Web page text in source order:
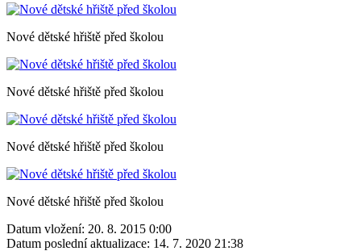
Nové dětské hřiště před školou
Nové dětské hřiště před školou
Nové dětské hřiště před školou
Nové dětské hřiště před školou
Datum vložení: 20. 8. 2015 0:00
Datum poslední aktualizace: 14. 7. 2020 21:38